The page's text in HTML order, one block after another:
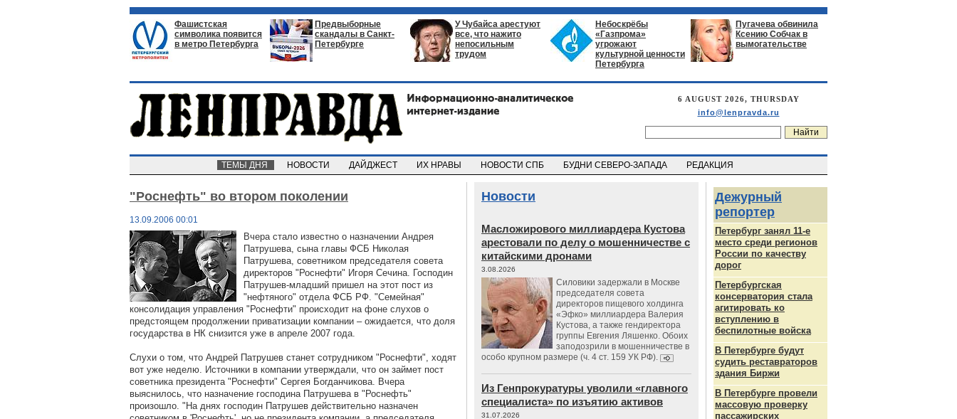
Фашистская
символика появится
в метро Петербурга
Предвыборные
скандалы в Санкт-
Петербурге
У Чубайса арестуют
все, что нажито
непосильным
трудом
Небоскрёбы
«Газпрома»
угрожают
культурной ценности
Петербурга
Пугачева обвинила
Ксению Собчак в
вымогательстве
6 AUGUST 2026, THURSDAY
info@lenpravda.ru
ТЕМЫ ДНЯ НОВОСТИ ДАЙДЖЕСТ ИХ НРАВЫ НОВОСТИ СПБ БУДНИ СЕВЕРО-ЗАПАДА РЕДАКЦИЯ
"Роснефть" во втором поколении
13.09.2006 00:01
Вчера стало известно о назначении Андрея
Патрушева, сына главы ФСБ Николая
Патрушева, советником председателя совета
директоров "Роснефти" Игоря Сечина. Господин
Патрушев-младший пришел на этот пост из
"нефтяного" отдела ФСБ РФ. "Семейная"
консолидация управления "Роснефти" происходит на фоне слухов о
предстоящем продолжении приватизации компании – ожидается, что доля
государства в НК снизится уже в апреле 2007 года.
Слухи о том, что Андрей Патрушев станет сотрудником "Роснефти", ходят
вот уже неделю. Источники в компании утверждали, что он займет пост
советника президента "Роснефти" Сергея Богданчикова. Вчера
выяснилось, что назначение господина Патрушева в "Роснефть"
произошло. "На днях господин Патрушев действительно назначен
Новости
Масложирового миллиардера Кустова
арестовали по делу о мошенничестве с
китайскими дронами
3.08.2026
Силовики задержали в Москве
председателя совета
директоров пищевого холдинга
«Эфко» миллиардера Валерия
Кустова, а также гендиректора
группы Евгения Ляшенко. Обоих
заподозрили в мошенничестве в
особо крупном размере (ч. 4 ст. 159 УК РФ).
Из Генпрокуратуры уволили «главного
специалиста» по изъятию активов
31.07.2026
Дежурный
репортер
Петербург занял 11-е
место среди регионов
России по качеству
дорог
Петербургская
консерватория стала
агитировать ко
вступлению в
беспилотные войска
В Петербурге будут
судить реставраторов
здания Биржи
В Петербурге провели
массовую проверку
пассажирских